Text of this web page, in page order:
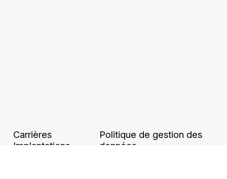
Carrières
Implantations
Politique de gestion des
données